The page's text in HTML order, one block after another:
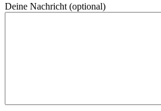
Deine Nachricht (optional)